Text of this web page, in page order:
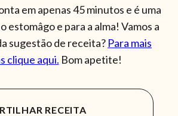
em apenas 45 minutos e é uma
estomâgo e para a alma! Vamos a
sugestão de receita? Para mais
clique aqui. Bom apetite!
RECEITA